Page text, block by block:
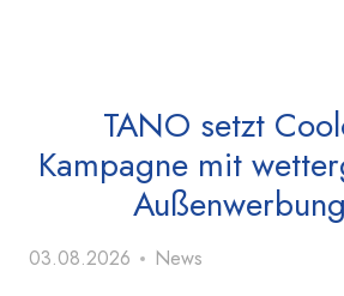
TANO setzt
Kampagne mit
03.08.2026 News